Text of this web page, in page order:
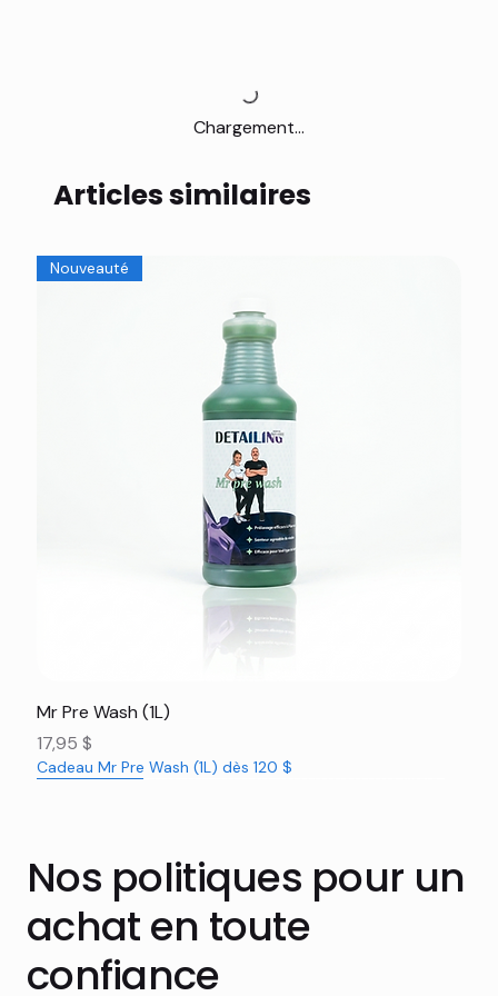
Chargement...
Articles similaires
Nouveauté
Mr Pre Wash (1L)
Prix
17,95 $
Cadeau Mr Pre Wash (1L) dès 120 $
Nos politiques pour un
achat en toute
confiance